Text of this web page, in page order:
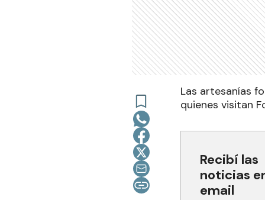
Las artesanías
quienes visitan
Recibí las
noticias
email